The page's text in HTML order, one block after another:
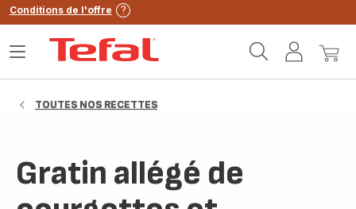
Conditions de l'offre
MonMon
Ouvrir
TOUTES NOS RECETTES
Gratin allégé de